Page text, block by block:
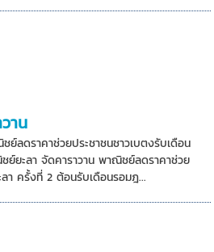
าน
ลดราคาช่วยประชาชนชาวเบตงรับเดือน
ยะลา จัดคาราวาน พาณิชย์ลดราคาช่วย
า ครั้งที่ 2 ต้อนรับเดือนรอมฎ...